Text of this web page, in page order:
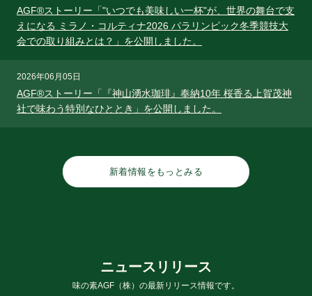
AGF®ストーリー「"いつでも美味しい一杯"が、世界の舞台で支
えになる ミラノ・コルティナ2026 パラリンピック冬季競技大
会での取り組みとは？」を公開しました。
2026年06月05日
AGF®ストーリー「『神山湧水珈琲』奉納10年 桜香る上賀茂神
社で味わう特別なひととき」を公開しました。
新着情報をもっとみる
ニュース リ リ ース
味の素AGF（株）の最新リリース情報です。